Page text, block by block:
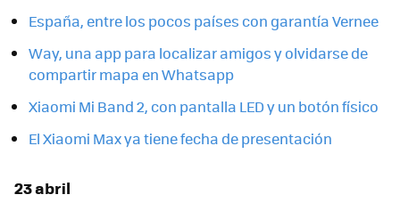
España, entre los pocos países con garantía Vernee
Way, una app para localizar amigos y olvidarse de
compartir mapa en Whatsapp
Xiaomi Mi Band 2, con pantalla LED y un botón físico
El Xiaomi Max ya tiene fecha de presentación
23 abril